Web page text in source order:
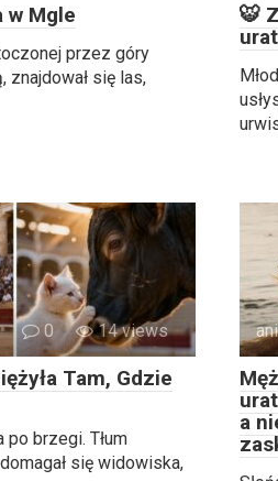
w Mgle
przez góry
znajdował się las,
🐯
0 14 views
Tam, Gdzie
po brzegi. Tłum
się widowiska,
a